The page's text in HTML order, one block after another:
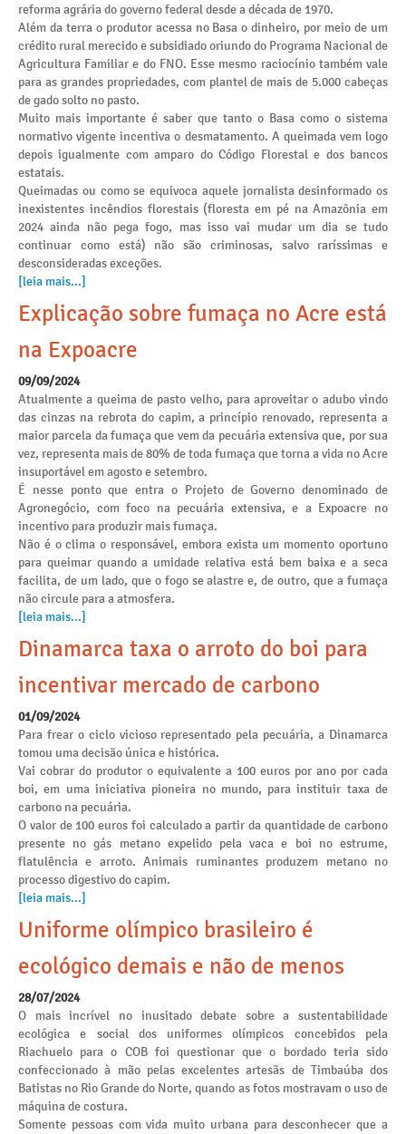
reforma agrária do governo federal desde a década de 1970.
Além da terra o produtor acessa no Basa o dinheiro, por meio de um
crédito rural merecido e subsidiado oriundo do Programa Nacional de
Agricultura Familiar e do FNO. Esse mesmo raciocínio também vale
para as grandes propriedades, com plantel de mais de 5.000 cabeças
de gado solto no pasto.
Muito mais importante é saber que tanto o Basa como o sistema
normativo vigente incentiva o desmatamento. A queimada vem logo
depois igualmente com amparo do Código Florestal e dos bancos
estatais.
Queimadas ou como se equivoca aquele jornalista desinformado os
inexistentes incêndios florestais (floresta em pé na Amazônia em
2024 ainda não pega fogo, mas isso vai mudar um dia se tudo
continuar como está) não são criminosas, salvo raríssimas e
desconsideradas exceções.
[leia mais...]
Explicação sobre fumaça no Acre está
na Expoacre
09/09/2024
Atualmente a queima de pasto velho, para aproveitar o adubo vindo
das cinzas na rebrota do capim, a princípio renovado, representa a
maior parcela da fumaça que vem da pecuária extensiva que, por sua
vez, representa mais de 80% de toda fumaça que torna a vida no Acre
insuportável em agosto e setembro.
É nesse ponto que entra o Projeto de Governo denominado de
Agronegócio, com foco na pecuária extensiva, e a Expoacre no
incentivo para produzir mais fumaça.
Não é o clima o responsável, embora exista um momento oportuno
para queimar quando a umidade relativa está bem baixa e a seca
facilita, de um lado, que o fogo se alastre e, de outro, que a fumaça
não circule para a atmosfera.
[leia mais...]
Dinamarca taxa o arroto do boi para
incentivar mercado de carbono
01/09/2024
Para frear o ciclo vicioso representado pela pecuária, a Dinamarca
tomou uma decisão única e histórica.
Vai cobrar do produtor o equivalente a 100 euros por ano por cada
boi, em uma iniciativa pioneira no mundo, para instituir taxa de
carbono na pecuária.
O valor de 100 euros foi calculado a partir da quantidade de carbono
presente no gás metano expelido pela vaca e boi no estrume,
flatulência e arroto. Animais ruminantes produzem metano no
processo digestivo do capim.
[leia mais...]
Uniforme olímpico brasileiro é
ecológico demais e não de menos
28/07/2024
O mais incrível no inusitado debate sobre a sustentabilidade
ecológica e social dos uniformes olímpicos concebidos pela
Riachuelo para o COB foi questionar que o bordado teria sido
confeccionado à mão pelas excelentes artesãs de Timbaúba dos
Batistas no Rio Grande do Norte, quando as fotos mostravam o uso de
máquina de costura.
Somente pessoas com vida muito urbana para desconhecer que a